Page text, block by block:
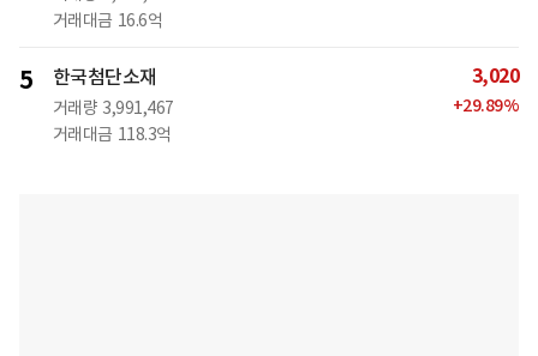
거래대금 16.6억
5 한국첨단소재
거래량 3,991,467
거래대금 118.3억
3,020
+29.89%